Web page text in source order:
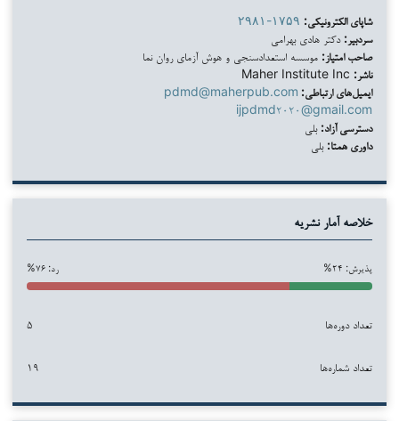
شاپای الکترونیکی: ۲۹۸۱-۱۷۵۹
سردبیر: دکتر هادی بهرامی
صاحب امتیاز: موسسه استعدادسنجی و هوش آزمای روان نما
ناشر:
ایمیل‌های ارتباطی: pdmd@maherpub.com
ijpdmd۲۰۲۰@gmail.com
دسترسی آزاد: بلی
داوری همتا: بلی
خلاصه آمار نشریه
پذیرش: ۲۴% رد: ۷۶%
تعداد دوره‌ها ۵
تعداد شماره‌ها ۱۹